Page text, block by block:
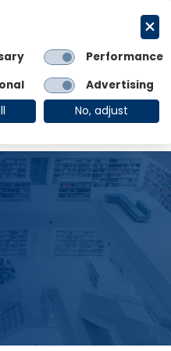
Client Login
Performance
Advertising
No, adjust